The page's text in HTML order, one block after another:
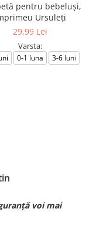
pentru bebeluși,
Ursuleți
29,99 Lei
Varsta:
0-1 luna 3-6 luni
voi mai